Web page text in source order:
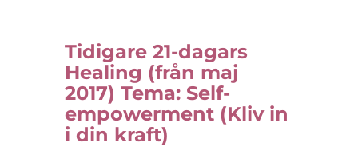
Tidigare 21-dagars
Healing (från maj
2017) Tema: Self-
empowerment (Kliv in
i din kraft)